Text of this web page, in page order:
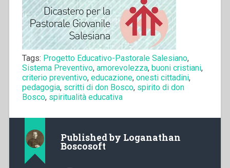
Tags: Progetto Educativo-Pastorale Salesiano,
Sistema Preventivo, amorevolezza, buoni cristiani,
criterio preventivo, educazione, onesti cittadini,
pedagogia, scritti di don Bosco, spirito di don
Bosco, spiritualità educativa
Published by Loganathan
Boscosoft